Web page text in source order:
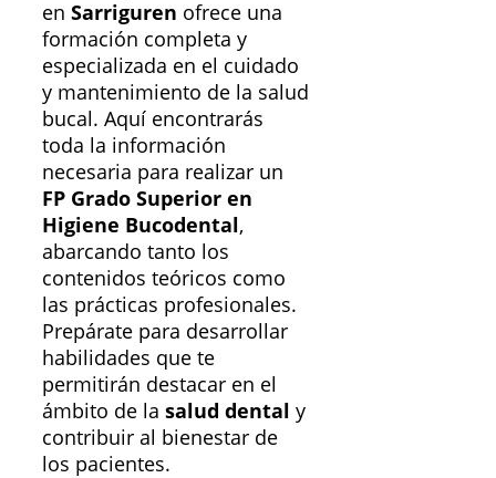
en Sarriguren ofrece una
formación completa y
especializada en el cuidado
y mantenimiento de la salud
bucal. Aquí encontrarás
toda la información
necesaria para realizar un
FP Grado Superior en
Higiene Bucodental,
abarcando tanto los
contenidos teóricos como
las prácticas profesionales.
Prepárate para desarrollar
habilidades que te
permitirán destacar en el
ámbito de la salud dental y
contribuir al bienestar de
los pacientes.